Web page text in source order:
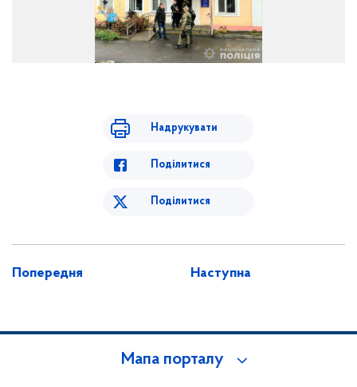
Надрукувати
Поділитися
Поділитися
Попередня Наступна
Мапа порталу